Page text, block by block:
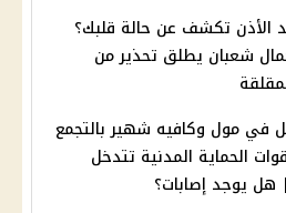
الأذن تكشف عن حالة قلبك؟
شعبان يطلق تحذير من
في مول وكافيه شهير بالتجمع
الحماية المدنية تتدخل
يوجد إصابات؟